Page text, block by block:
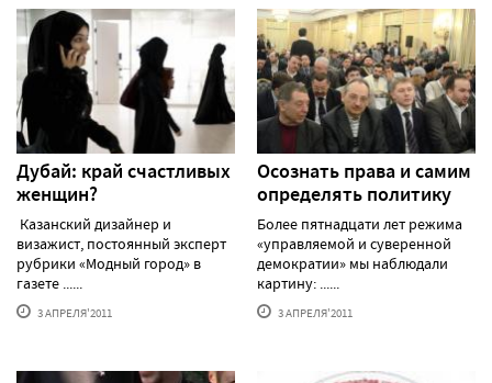
Дубай: край счастливых
женщин?
Казанский дизайнер и
визажист, постоянный эксперт
рубрики «Модный город» в
газете ......
3 АПРЕЛЯ'2011
Осознать права и самим
определять политику
Более пятнадцати лет режима
«управляемой и суверенной
демократии» мы наблюдали
картину: ......
3 АПРЕЛЯ'2011